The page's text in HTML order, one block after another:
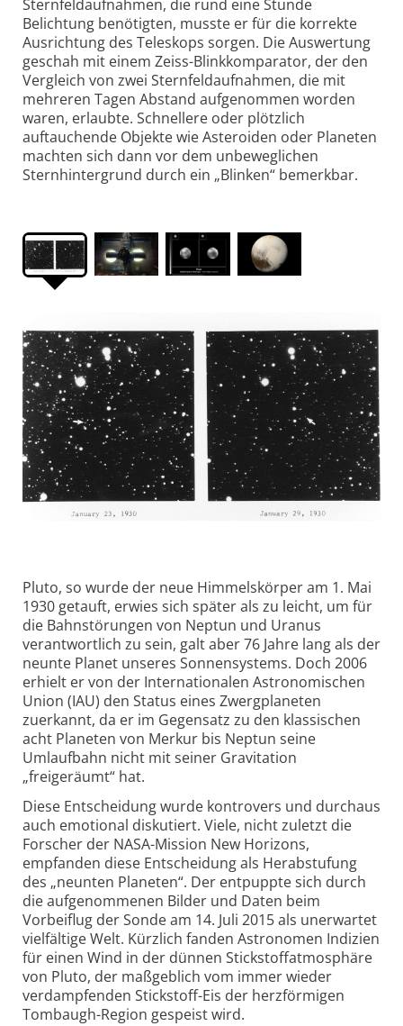
Sternfeldaufnahmen, die rund eine Stunde
Belichtung benötigten, musste er für die korrekte
Ausrichtung des Teleskops sorgen. Die Auswertung
geschah mit einem Zeiss-Blinkkomparator, der den
Vergleich von zwei Sternfeldaufnahmen, die mit
mehreren Tagen Abstand aufgenommen worden
waren, erlaubte. Schnellere oder plötzlich
auftauchende Objekte wie Asteroiden oder Planeten
machten sich dann vor dem unbeweglichen
Sternhintergrund durch ein „Blinken“ bemerkbar.
Pluto, so wurde der neue Himmelskörper am 1. Mai
1930 getauft, erwies sich später als zu leicht, um für
die Bahnstörungen von Neptun und Uranus
verantwortlich zu sein, galt aber 76 Jahre lang als der
neunte Planet unseres Sonnensystems. Doch 2006
erhielt er von der Internationalen Astronomischen
Union (IAU) den Status eines Zwergplaneten
zuerkannt, da er im Gegensatz zu den klassischen
acht Planeten von Merkur bis Neptun seine
Umlaufbahn nicht mit seiner Gravitation
„freigeräumt“ hat.
Diese Entscheidung wurde kontrovers und durchaus
auch emotional diskutiert. Viele, nicht zuletzt die
Forscher der NASA-Mission New Horizons,
empfanden diese Entscheidung als Herabstufung
des „neunten Planeten“. Der entpuppte sich durch
die aufgenommenen Bilder und Daten beim
Vorbeiflug der Sonde am 14. Juli 2015 als unerwartet
vielfältige Welt. Kürzlich fanden Astronomen Indizien
für einen Wind in der dünnen Stickstoffatmosphäre
von Pluto, der maßgeblich vom immer wieder
verdampfenden Stickstoff-Eis der herzförmigen
Tombaugh-Region gespeist wird.